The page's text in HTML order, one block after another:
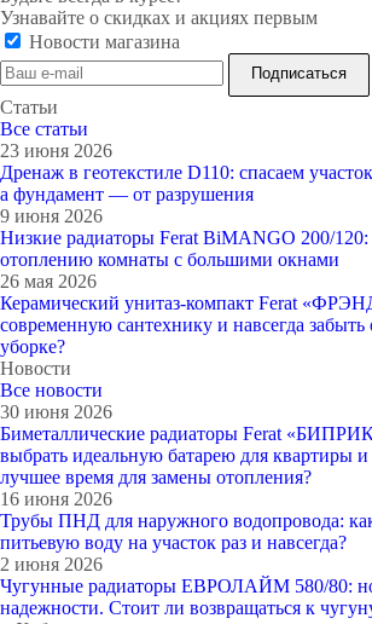
Узнавайте о скидках и акциях первым
Новости магазина
Статьи
Все cтатьи
23 июня 2026
Дренаж в геотекстиле D110: спасаем
а фундамент — от разрушения
9 июня 2026
Низкие радиаторы Ferat BiMANGO 200/
отоплению комнаты с большими окнами
26 мая 2026
Керамический унитаз-компакт Ferat
современную сантехнику и навсегда забыть
уборке?
Новости
Все новости
30 июня 2026
Биметаллические радиаторы Ferat
выбрать идеальную батарею для квартиры
лучшее время для замены отопления?
16 июня 2026
Трубы ПНД для наружного водопровода:
питьевую воду на участок раз и навсегда?
2 июня 2026
Чугунные радиаторы ЕВРОЛАЙМ 580/80:
надежности. Стоит ли возвращаться к